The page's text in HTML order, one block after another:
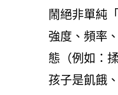
鬧絕非單純
強度、頻率
態（例如：
孩子是飢餓